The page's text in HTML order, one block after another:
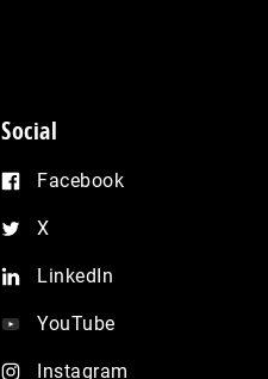
Social
Facebook
X
LinkedIn
YouTube
Instagram